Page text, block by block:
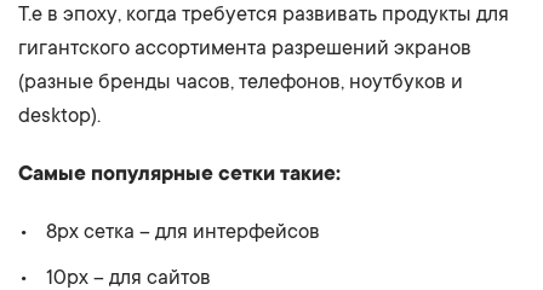
Т.е в эпоху, когда требуется развивать продукты для
гигантского ассортимента разрешений экранов
(разные бренды часов, телефонов, ноутбуков и
desktop).
Самые популярные сетки такие:
8px сетка – для интерфейсов
10px – для сайтов